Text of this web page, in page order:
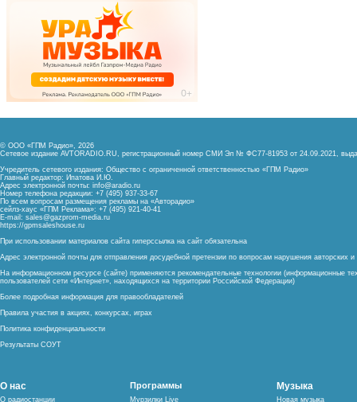
© ООО «ГПМ Радио», 2026
Сетевое издание AVTORADIO.RU, регистрационный номер СМИ Эл № ФС77-81953 от 24.09.2021,
Учредитель сетевого издания: Общество с ограниченной ответственностью «ГПМ Радио»
Главный редактор: Ипатова И.Ю.
Адрес электронной почты: info@aradio.ru
Номер телефона редакции: +7 (495) 937-33-67
По всем вопросам размещения рекламы на «Авторадио»
сейлз-хаус «ГПМ Реклама»: +7 (495) 921-40-41
E-mail: sales@gazprom-media.ru
https://gpmsaleshouse.ru
При использовании материалов сайта гиперссылка на сайт обязательна
Адрес электронной почты для отправления досудебной претензии по вопросам нарушения авторских
На информационном ресурсе (сайте) применяются рекомендательные технологии (информационные
пользователей сети «Интернет», находящихся на территории Российской Федерации)
Более подробная информация для правообладателей
Правила участия в акциях, конкурсах, играх
Политика конфиденциальности
Результаты СОУТ
О нас
О радиостанции
Программы
Мурзилки Live
Музыка
Новая музыка